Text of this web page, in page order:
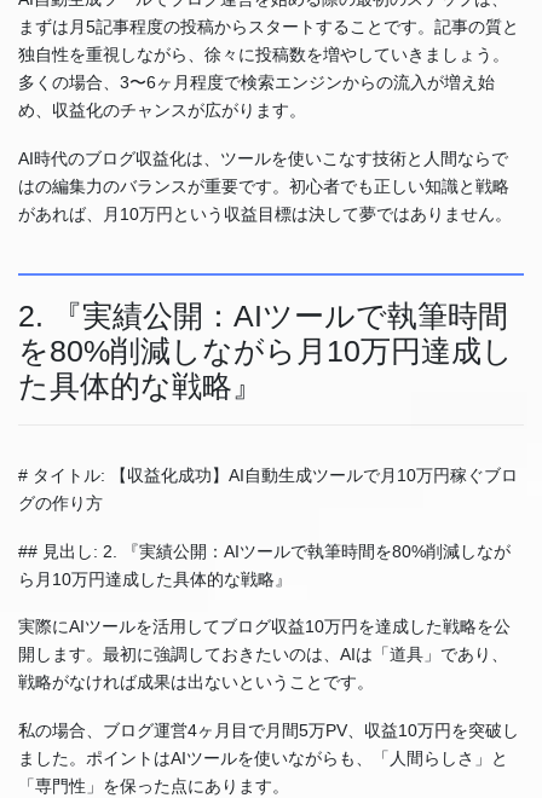
まずは月5記事程度の投稿からスタートすることです。記事の質と
独自性を重視しながら、徐々に投稿数を増やしていきましょう。
多くの場合、3〜6ヶ月程度で検索エンジンからの流入が増え始
め、収益化のチャンスが広がります。
AI時代のブログ収益化は、ツールを使いこなす技術と人間ならで
はの編集力のバランスが重要です。初心者でも正しい知識と戦略
があれば、月10万円という収益目標は決して夢ではありません。
2. 『実績公開：AIツールで執筆時間
を80%削減しながら月10万円達成し
た具体的な戦略』
# タイトル: 【収益化成功】AI自動生成ツールで月10万円稼ぐブロ
グの作り方
## 見出し: 2. 『実績公開：AIツールで執筆時間を80%削減しなが
ら月10万円達成した具体的な戦略』
実際にAIツールを活用してブログ収益10万円を達成した戦略を公
開します。最初に強調しておきたいのは、AIは「道具」であり、
戦略がなければ成果は出ないということです。
私の場合、ブログ運営4ヶ月目で月間5万PV、収益10万円を突破し
ました。ポイントはAIツールを使いながらも、「人間らしさ」と
「専門性」を保った点にあります。